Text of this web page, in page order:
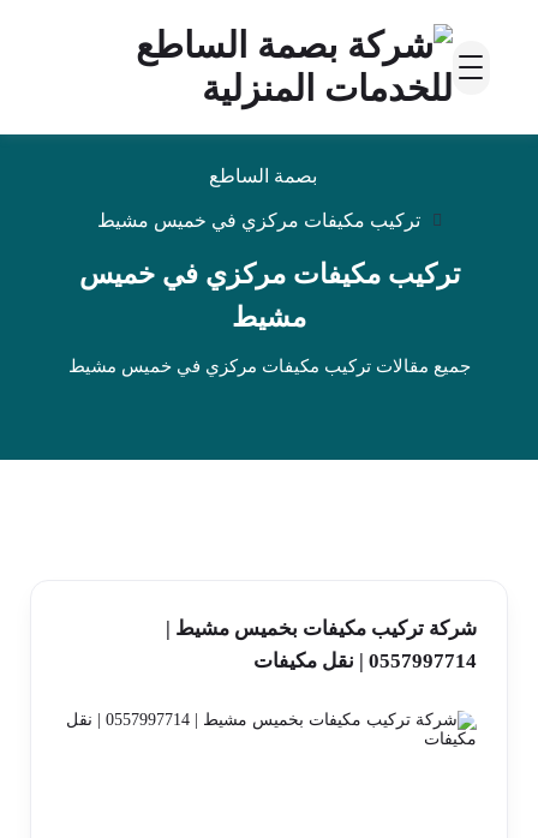
بصمة الساطع
تركيب مكيفات مركزي في خميس مشيط
تركيب مكيفات مركزي في خميس
مشيط
جميع مقالات تركيب مكيفات مركزي في خميس مشيط
شركة تركيب مكيفات بخميس مشيط |
0557997714 | نقل مكيفات